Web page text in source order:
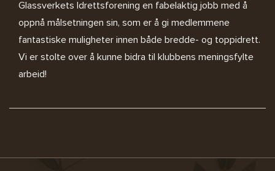
Glassverkets Idrettsforening en fabelaktig jobb med å
oppnå målsetningen sin, som er å gi medlemmene
fantastiske muligheter innen både bredde- og toppidrett.
Vi er stolte over å kunne bidra til klubbens meningsfylte
arbeid!